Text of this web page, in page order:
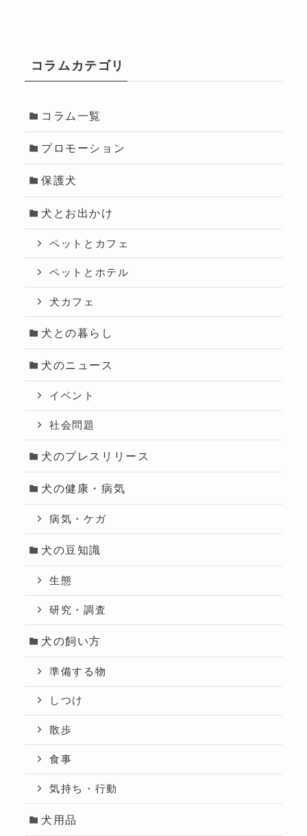
コラムカテゴリ
コラム一覧
プロモーション
保護犬
犬とお出かけ
ペットとカフェ
ペットとホテル
犬カフェ
犬との暮らし
犬のニュース
イベント
社会問題
犬のプレスリリース
犬の健康・病気
病気・ケガ
犬の豆知識
生態
研究・調査
犬の飼い方
準備する物
しつけ
散歩
食事
気持ち・行動
犬用品